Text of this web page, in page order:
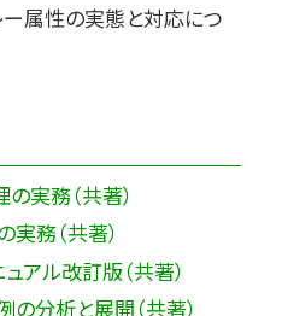
ー属性の実態と対応につ
実務（共著）
務（共著）
アル改訂版（共著）
分析と展開（共著）